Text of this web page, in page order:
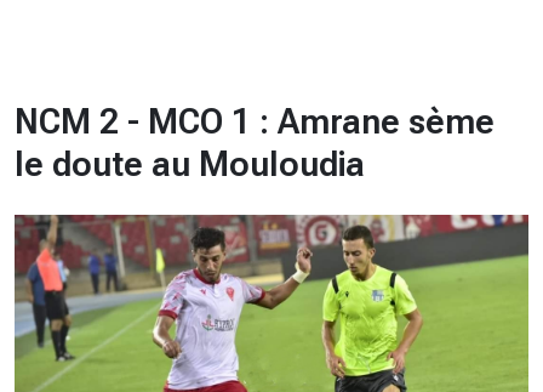
NCM 2 - MCO 1 : Amrane sème
le doute au Mouloudia